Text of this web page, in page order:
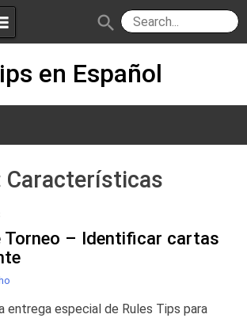
JudgeApps
Forum
Judges
IPG
JAR
search
en Español
Características
Torneo – Identificar cartas
entrega especial de Rules Tips para